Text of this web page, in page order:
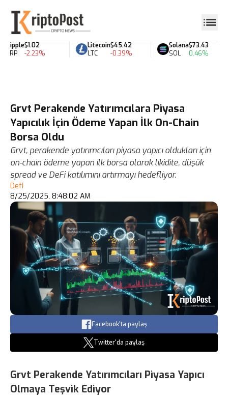
Ripple
XRP
$1.02
-2.23%
Litecoin
LTC
$45.42
-0.39%
Solana
SOL
$73.43
0.46%
Grvt Perakende Yatırımcılara Piyasa
Yapıcılık İçin Ödeme Yapan İlk On-Chain
Borsa Oldu
Grvt, perakende yatırımcıları piyasa yapıcı oldukları için
on-chain ödeme yapan ilk borsa olarak likidite, düşük
spread ve DeFi katılımını artırmayı hedefliyor.
Defi
8/25/2025, 8:48:02 AM
Facebook'ta paylaş
Twitter'da paylaş
Grvt Perakende Yatırımcıları Piyasa Yapıcı
Olmaya Teşvik Ediyor